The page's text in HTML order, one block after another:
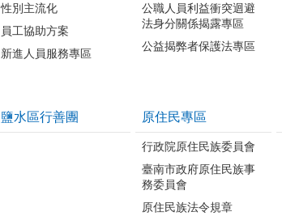
性別主流化
員工協助方案
新進人員服務專區
公職人員利益衝突迴避
法身分關係揭露專區
公益揭弊者保護法專區
鹽水區行善團 原住民專區
行政院原住民族委員會
臺南市政府原住民族事
務委員會
原住民族法令規章